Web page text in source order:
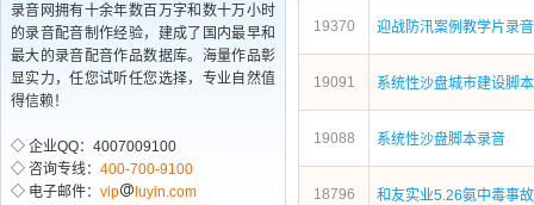
录音网拥有十余年数百万字和数十万小时
的录音配音制作经验，建成了国内最早和
最大的录音配音作品数据库。海量作品彰
显实力，任您试听任您选择，专业自然值
得信赖！
◇ 企业QQ：4007009100
◇ 咨询专线： 400-700-9100
◇ 电子邮件： vip
luyin.com
19370 迎战防汛案例教学片录音
19091 系统性沙盘城市建设脚
19088 系统性沙盘脚本录音
18796 和友实业5.26氨中毒事